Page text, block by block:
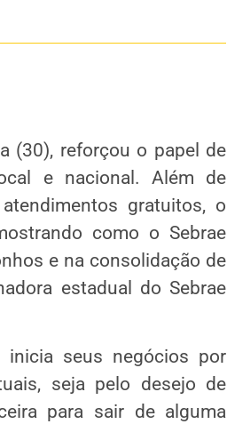
(30), reforçou o papel de
e nacional. Além de
gratuitos, o
como o Sebrae
e na consolidação de
estadual do Sebrae
inicia seus negócios por
seja pelo desejo de
para sair de alguma